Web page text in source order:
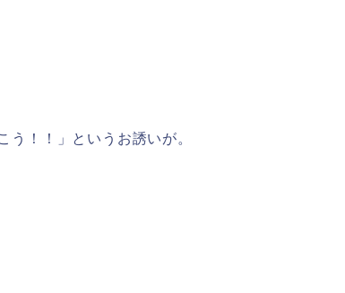
う！！」というお誘いが。